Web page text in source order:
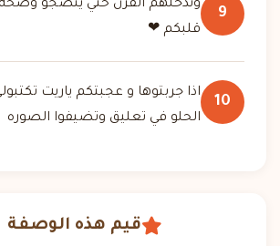
9
وندخلهم الفرن حتي ينضجو
قلبكم ❤
10
اذا جربتوها و عجبتكم ياريت
الحلو في تعليق وتضيفوا الصوره
قيم هذه الوصفة